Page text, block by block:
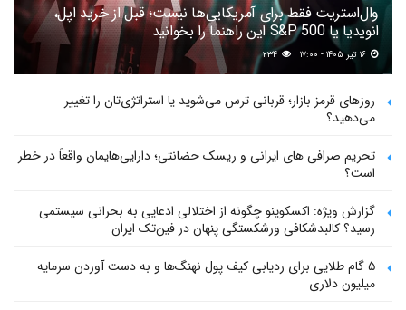
وال‌استریت فقط برای آمریکایی‌ها نیست؛ قبل از خرید اپل،
انویدیا یا S&P 500 این راهنما را بخوانید
۲۳۴
روزهای قرمز بازار؛ قربانی ترس می‌شوید یا استراتژی‌تان را تغییر
می‌دهید؟
تحریم صرافی های ایرانی و ریسک حضانتی؛ دارایی‌هایمان واقعاً در خطر
است؟
گزارش ویژه: اکسکوینو چگونه از اختلالی ادعایی به بحرانی سیستمی
رسید؟ کالبدشکافی ورشکستگی پنهان در فین‌تک ایران
۵ گام طلایی برای ردیابی کیف پول‌ نهنگ‌ها و به دست آوردن سرمایه
میلیون دلاری